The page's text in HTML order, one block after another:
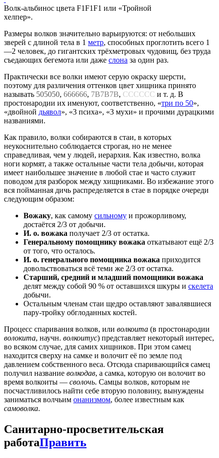
Волк-альбинос цвета F1F1F1 или «Тройной
хелпер».
Размеры волков значительно варьируются: от небольших
зверей с длиной тела в 1 метр, способных проглотить всего 1
—2 человек, до гигантских трёхметровых чудовищ, без труда
съедающих бегемота или даже слона за один раз.
Практически все волки имеют серую окраску шерсти,
поэтому для различения оттенков цвет хищника принято
называть 505050, 666666, 7B7B7B, CCCCCC и т. д. В
простонародии их именуют, соответственно, «три по 50»,
«двойной дьявол», «3 психа», «3 мухи» и прочими дурацкими
названиями.
Как правило, волки собираются в стаи, в которых
неукоснительно соблюдается строгая, но не менее
справедливая, чем у людей, иерархия. Как известно, волка
ноги кормят, а также остальные части тела добычи, которая
имеет наибольшее значение в любой стае и часто служит
поводом для разборок между хищниками. Во избежание этого
вся пойманная дичь распределяется в стае в порядке очереди
следующим образом:
Вожаку, как самому сильному и прожорливому,
достаётся 2/3 от добычи.
И. о. вожака получает 2/3 от остатка.
Генеральному помощнику вожака откатывают ещё 2/3
от того, что осталось.
И. о. генерального помощника вожака приходится
довольствоваться всё теми же 2/3 от остатка.
Старший, средний и младший помощники вожака
делят между собой 90 % от оставшихся шкуры и скелета
добычи.
Остальным членам стаи щедро оставляют завалявшиеся
пару-тройку обглоданных костей.
Процесс спаривания волков, или волкоита (в простонародии
волокита, научн. волкоитус) представляет некоторый интерес,
во всяком случае, для самих хищников. При этом самец
находится сверху на самке и волочит её по земле под
давлением собственного веса. Отсюда спаривающийся самец
получил название волкодав, а самка, которую он волочит во
время волкоиты — сволочь. Самцы волков, которым не
посчастливилось найти себе вторую половину, вынуждены
заниматься волчьим онанизмом, более известным как
самоволка.
Санитарно-просветительская
работаПравить